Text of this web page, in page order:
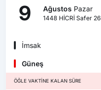
9 Ağustos Pazar
1448 HİCRİ Safer 26
İmsak
Güneş
ÖĞLE VAKTINE KALAN SÜRE